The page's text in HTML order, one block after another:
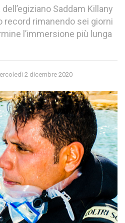
Saddam Killany
record rimanendo sei giorni
l’immersione più lunga
2 dicembre 2020